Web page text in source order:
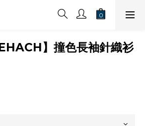
】撞色長袖針織衫